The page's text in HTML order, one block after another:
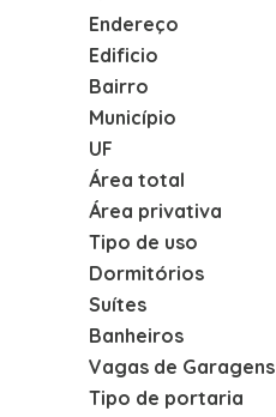
Endereço
Edificio
Bairro
Município
UF
Área total
Área privativa
Tipo de uso
Dormitórios
Suítes
Banheiros
Vagas de Garagens
Tipo de portaria